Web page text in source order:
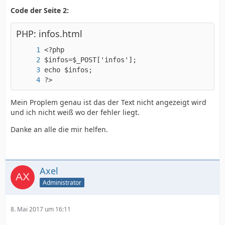
Code der Seite 2:
PHP: infos.html
?>
Mein Proplem genau ist das der Text nicht angezeigt wird
und ich nicht weiß wo der fehler liegt.
Danke an alle die mir helfen.
Axel
Administrator
8. Mai 2017 um 16:11